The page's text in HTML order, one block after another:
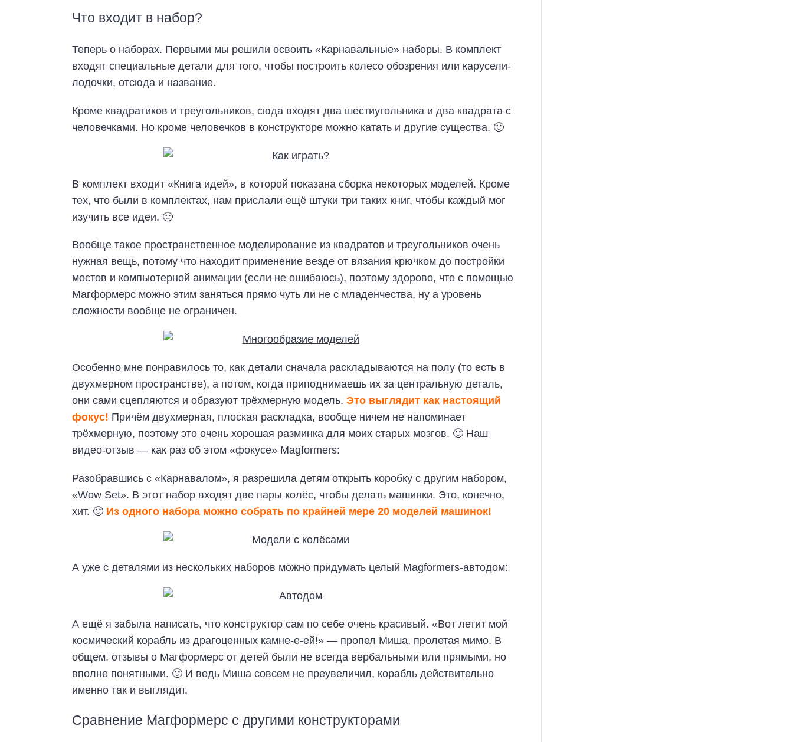
Что входит в набор?
Теперь о наборах. Первыми мы решили освоить «Карнавальные» наборы. В комплект
входят специальные детали для того, чтобы построить колесо обозрения или карусели-
лодочки, отсюда и название.
Кроме квадратиков и треугольников, сюда входят два шестиугольника и два квадрата с
человечками. Но кроме человечков в конструкторе можно катать и другие существа. 🙂
В комплект входит «Книга идей», в которой показана сборка некоторых моделей. Кроме
тех, что были в комплектах, нам прислали ещё штуки три таких книг, чтобы каждый мог
изучить все идеи. 🙂
Вообще такое пространственное моделирование из квадратов и треугольников очень
нужная вещь, потому что находит применение везде от вязания крючком до постройки
мостов и компьютерной анимации (если не ошибаюсь), поэтому здорово, что с помощью
Магформерс можно этим заняться прямо чуть ли не с младенчества, ну а уровень
сложности вообще не ограничен.
Особенно мне понравилось то, как детали сначала раскладываются на полу (то есть в
двухмерном пространстве), а потом, когда приподнимаешь их за центральную деталь,
они сами сцепляются и образуют трёхмерную модель. Это выглядит как настоящий
фокус! Причём двухмерная, плоская раскладка, вообще ничем не напоминает
трёхмерную, поэтому это очень хорошая разминка для моих старых мозгов. 🙂 Наш
видео-отзыв — как раз об этом «фокусе» Magformers:
Разобравшись с «Карнавалом», я разрешила детям открыть коробку с другим набором,
«Wow Set». В этот набор входят две пары колёс, чтобы делать машинки. Это, конечно,
хит. 🙂 Из одного набора можно собрать по крайней мере 20 моделей машинок!
А уже с деталями из нескольких наборов можно придумать целый Magformers-автодом:
А ещё я забыла написать, что конструктор сам по себе очень красивый. «Вот летит мой
космический корабль из драгоценных камне-е-ей!» — пропел Миша, пролетая мимо. В
общем, отзывы о Магформерс от детей были не всегда вербальными или прямыми, но
вполне понятными. 🙂 И ведь Миша совсем не преувеличил, корабль действительно
именно так и выглядит.
Сравнение Магформерс с другими конструкторами